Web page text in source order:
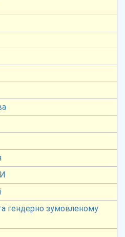
гендерно зумовленому